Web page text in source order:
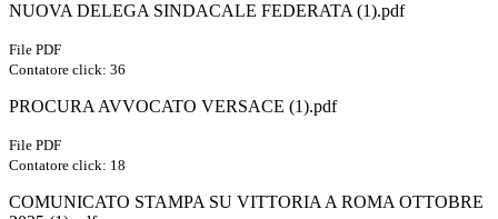
NUOVA DELEGA SINDACALE FEDERATA (1).pdf
File PDF
Contatore click: 36
PROCURA AVVOCATO VERSACE (1).pdf
File PDF
Contatore click: 18
COMUNICATO STAMPA SU VITTORIA A ROMA OTTOBRE